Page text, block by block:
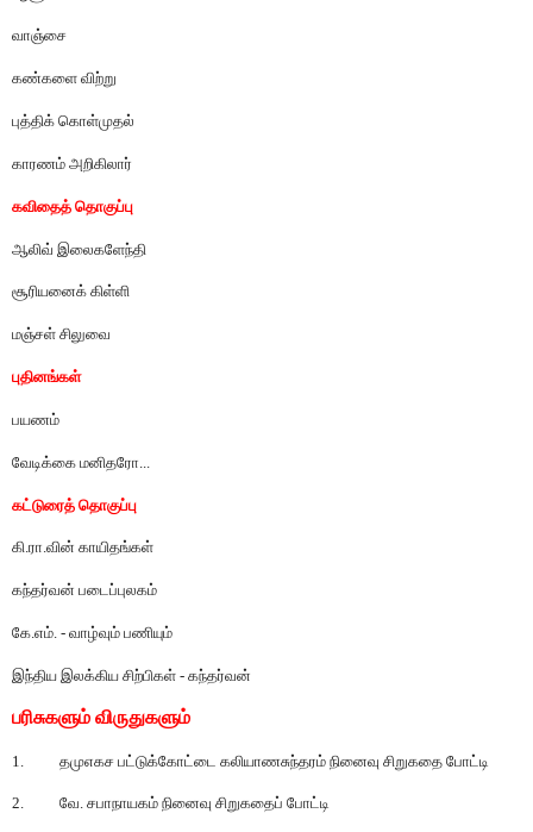
வாஞ்சை
கண்களை விற்று
புத்திக் கொள்முதல்
காரணம் அறிகிலார்
கவிதைத் தொகுப்பு
ஆலிவ் இலைகளேந்தி
சூரியனைக் கிள்ளி
மஞ்சள் சிலுவை
புதினங்கள்
பயணம்
வேடிக்கை மனிதரோ
கட்டுரைத் தொகுப்பு
கி.ரா.வின் காயிதங்கள்
கந்தர்வன் படைப்புலகம்
கே.எம். - வாழ்வும் பணியும்
இந்திய இலக்கிய சிற்பிகள் - கந்தர்வன்
பரிசுகளும் விருதுகளும்
1. தமுஎகச பட்டுக்கோட்டை கலியாணசுந்தரம் நினைவு சிறுகதை போட்டி
2. வே. சபாநாயகம் நினைவு சிறுகதைப் போட்டி